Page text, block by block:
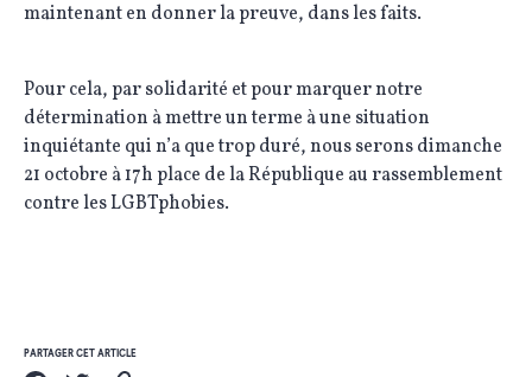
maintenant en donner la preuve, dans les faits.
Pour cela, par solidarité et pour marquer notre
détermination à mettre un terme à une situation
inquiétante qui n’a que trop duré, nous serons dimanche
21 octobre à 17h place de la République au rassemblement
contre les LGBTphobies.
PARTAGER CET ARTICLE